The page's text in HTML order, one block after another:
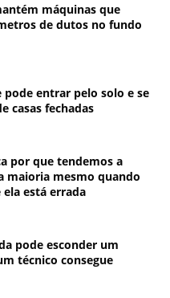
máquinas que
de dutos no fundo
pode entrar pelo solo e se
casas fechadas
por que tendemos a
maioria mesmo quando
está errada
pode esconder um
técnico consegue